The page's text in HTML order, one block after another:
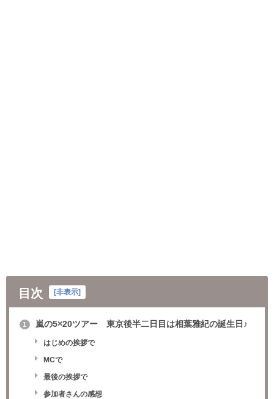
目次 [非表示]
1 嵐の5×20ツアー 東京後半二日目は相葉雅紀の誕生日♪
はじめの挨拶で
MCで
最後の挨拶で
参加者さんの感想